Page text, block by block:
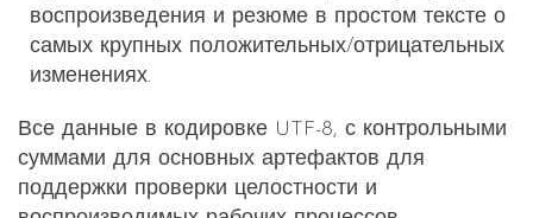
воспроизведения и резюме в простом тексте о
самых крупных положительных/отрицательных
изменениях.
Все данные в кодировке UTF-8, с контрольными
суммами для основных артефактов для
поддержки проверки целостности и